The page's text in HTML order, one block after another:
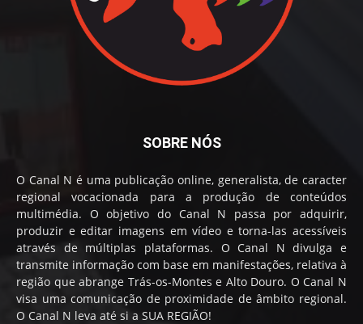
SOBRE NÓS
O Canal N é uma publicação online, generalista, de caracter
regional vocacionada para a produção de conteúdos
multimédia. O objetivo do Canal N passa por adquirir,
produzir e editar imagens em vídeo e torna-las acessíveis
através de múltiplas plataformas. O Canal N divulga e
transmite informação com base em manifestações, relativa à
região que abrange Trás-os-Montes e Alto Douro. O Canal N
visa uma comunicação de proximidade de âmbito regional.
O Canal N leva até si a SUA REGIÃO!